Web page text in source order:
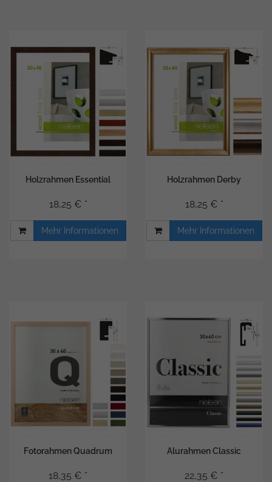
Holzrahmen Essential
18,25 € *
Mehr Informationen
Holzrahmen Derby
18,25 € *
Mehr Informationen
Fotorahmen Quadrum
18,35 € *
Alurahmen Classic
22,35 € *